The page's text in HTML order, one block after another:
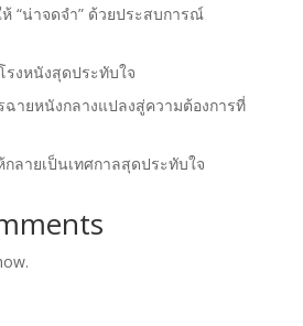
“น่าจดจำ” ด้วยประสบการณ์
รงหนังสุดประทับใจ
ฉายหนังกลางแปลงสู่ความต้องการที่
ลายเป็นเทศกาลสุดประทับใจ